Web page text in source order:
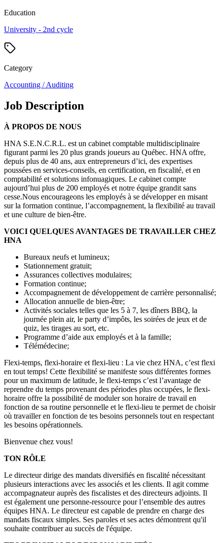
Education
University - 2nd cycle
Category
Accounting / Auditing
Job Description
À PROPOS DE NOUS
HNA S.E.N.C.R.L. est un cabinet comptable multidisciplinaire
figurant parmi les 20 plus grands joueurs au Québec. HNA offre,
depuis plus de 40 ans, aux entrepreneurs d’ici, des expertises
poussées en services-conseils, en certification, en fiscalité, et en
comptabilité et solutions infonuagiques. Le cabinet compte
aujourd’hui plus de 200 employés et notre équipe grandit sans
cesse.Nous encourageons les employés à se développer en misant
sur la formation continue, l’accompagnement, la flexibilité au travail
et une culture de bien-être.
VOICI QUELQUES AVANTAGES DE TRAVAILLER CHEZ
HNA
Bureaux neufs et lumineux;
Stationnement gratuit;
Assurances collectives modulaires;
Formation continue;
Accompagnement de développement de carrière personnalisé;
Allocation annuelle de bien-être;
Activités sociales telles que les 5 à 7, les dîners BBQ, la
journée plein air, le party d’impôts, les soirées de jeux et de
quiz, les tirages au sort, etc.
Programme d’aide aux employés et à la famille;
Télémédecine;
Flexi-temps, flexi-horaire et flexi-lieu : La vie chez HNA, c’est flexi
en tout temps! Cette flexibilité se manifeste sous différentes formes
pour un maximum de latitude, le flexi-temps c’est l’avantage de
reprendre du temps provenant des périodes plus occupées, le flexi-
horaire offre la possibilité de moduler son horaire de travail en
fonction de sa routine personnelle et le flexi-lieu te permet de choisir
où travailler en fonction de tes besoins personnels tout en respectant
les besoins opérationnels.
Bienvenue chez vous!
TON RÔLE
Le directeur dirige des mandats diversifiés en fiscalité nécessitant
plusieurs interactions avec les associés et les clients. Il agit comme
accompagnateur auprès des fiscalistes et des directeurs adjoints. Il
est également une personne-ressource pour l’ensemble des autres
équipes HNA. Le directeur est capable de prendre en charge des
mandats fiscaux simples. Ses paroles et ses actes démontrent qu'il
souhaite contribuer au succès de l'équipe.